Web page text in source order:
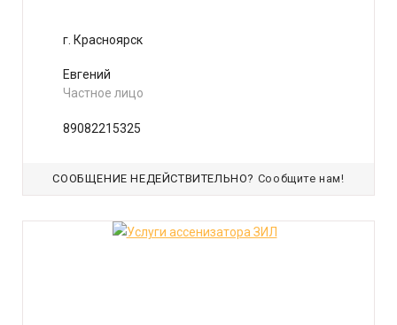
г. Красноярск
Евгений
Частное лицо
89082215325
СООБЩЕНИЕ НЕДЕЙСТВИТЕЛЬНО? Сообщите нам!